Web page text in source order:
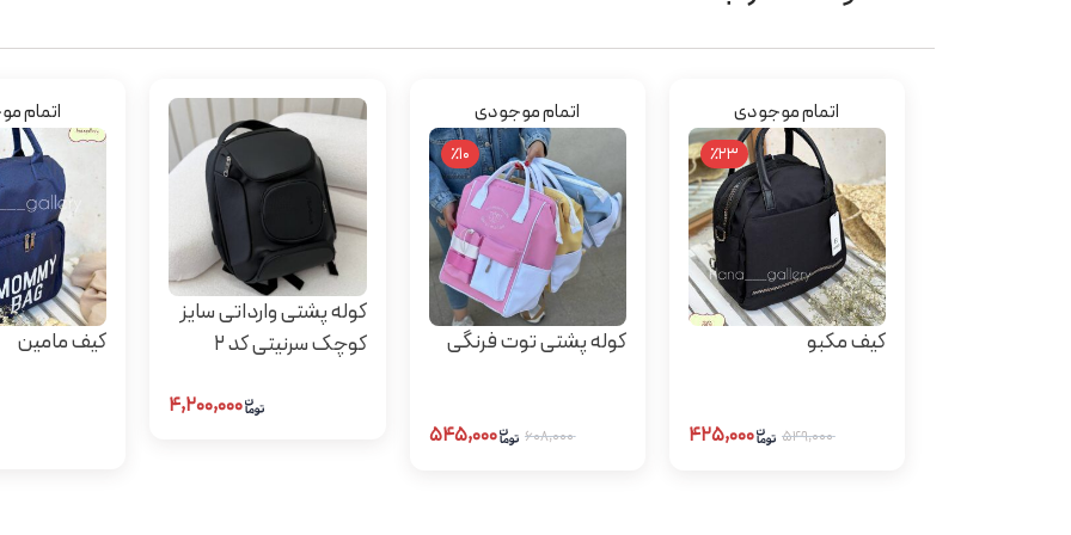
اتمام موجودی
٪23
کیف مکبو
۵۴۹,۰۰۰ ۴۲۵,۰۰۰
اتمام موجودی
٪10
کوله پشتی توت فرنگی
۶۰۸,۰۰۰ ۵۴۵,۰۰۰
کوله پشتی وارداتی سایز
کوچک سرنیتی کد 2
۴,۲۰۰,۰۰۰
اتمام
کیف مامین